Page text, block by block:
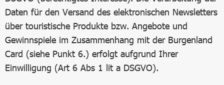
Daten für den Versand des elektronischen Newsletters
über touristische Produkte bzw. Angebote und
Gewinnspiele im Zusammenhang mit der Burgenland
Card (siehe Punkt 6.) erfolgt aufgrund Ihrer
Einwilligung (Art 6 Abs 1 lit a DSGVO).